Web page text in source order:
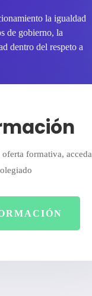
la igualdad
de gobierno, la
dentro del respeto a
formativa, acceda